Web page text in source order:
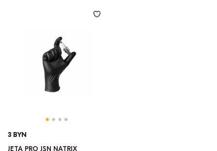
3 BYN
JETA PRO JSN NATRIX